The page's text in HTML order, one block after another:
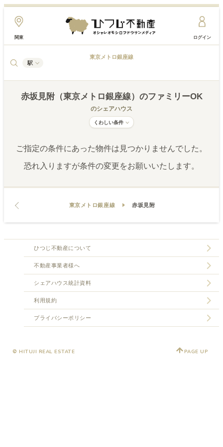
関東 ログイン
駅
東京メトロ銀座線
赤坂見附（東京メトロ銀座線） のファミリーOK
のシェアハウス
くわしい条件
ご指定の条件にあった物件は見つかりませんでした。
恐れ入りますが条件の変更をお願いいたします。
東京メトロ銀座線 赤坂見附
ひつじ不動産について
不動産事業者様へ
シェアハウス統計資料
利用規約
プライバシーポリシー
© HITUJI REAL ESTATE PAGE UP